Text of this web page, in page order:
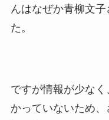
んはなぜか青柳文
た。
ですが情報が少な
かっていないため